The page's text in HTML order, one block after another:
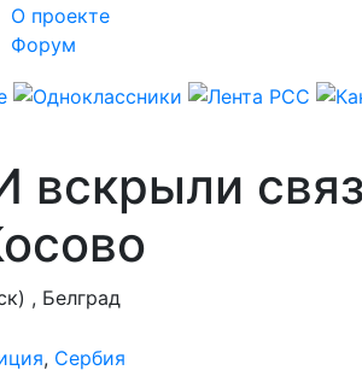
О проекте
Форум
, Белград
, Сербия